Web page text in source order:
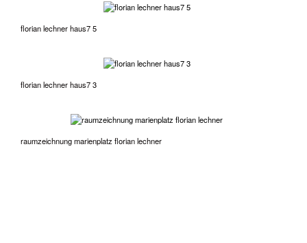
florian lechner haus7 5
florian lechner haus7 3
raumzeichnung marienplatz florian lechner